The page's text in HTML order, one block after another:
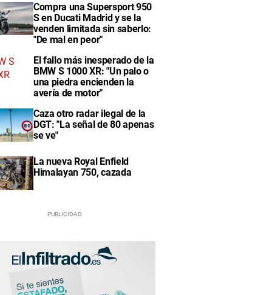
Compra una Supersport 950
S en Ducati Madrid y se la
venden limitada sin saberlo:
"De mal en peor"
El fallo más inesperado de la
BMW S 1000 XR: "Un palo o
una piedra encienden la
avería de motor"
Caza otro radar ilegal de la
DGT: "La señal de 80 apenas
se ve"
La nueva Royal Enfield
Himalayan 750, cazada